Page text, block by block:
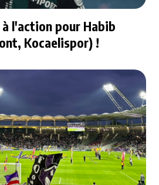
l'action pour Habib
Kocaelispor) !